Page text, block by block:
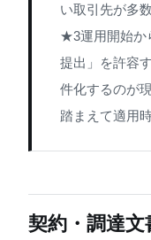
い取引先が多
★3運用開始か
提出」を許容
件化するのが
踏まえて適用
契約・調達